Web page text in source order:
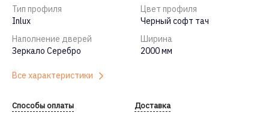
Тип профиля
Inlux
Цвет профиля
Черный софт тач
Наполнение дверей
Зеркало Серебро
Ширина
2000 мм
Все характеристики
Способы оплаты Доставка